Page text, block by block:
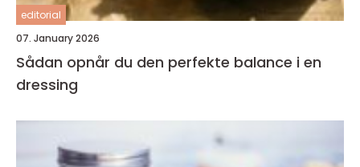
editorial
07. January 2026
Sådan opnår du den perfekte balance i en
dressing